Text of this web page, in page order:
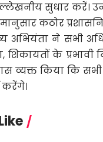
सुधार करें।
कठोर
ने सभी
शिकायतों के
व्यक्त किया कि
करेंगे।